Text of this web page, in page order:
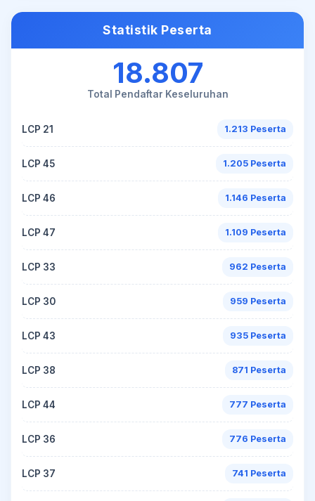
Statistik Peserta
18.807
Total Pendaftar Keseluruhan
LCP 21 1.213 Peserta
LCP 45 1.205 Peserta
LCP 46 1.146 Peserta
LCP 47 1.109 Peserta
LCP 33 962 Peserta
LCP 30 959 Peserta
LCP 43 935 Peserta
LCP 38 871 Peserta
LCP 44 777 Peserta
LCP 36 776 Peserta
LCP 37 741 Peserta